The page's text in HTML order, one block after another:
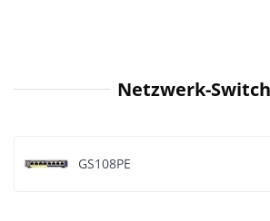
Netzwerk-
GS108PE